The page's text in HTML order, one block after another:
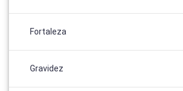
Fortaleza
Gravidez